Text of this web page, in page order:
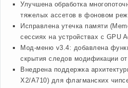
Улучшена обработка
тяжелых ассетов в фоновом
Исправлена утечка памяти
сессиях на устройствах с GPU
Мод-меню v3.4: добавлена
скрытия следов модификации
Внедрена поддержка
X2/A710) для флагманских